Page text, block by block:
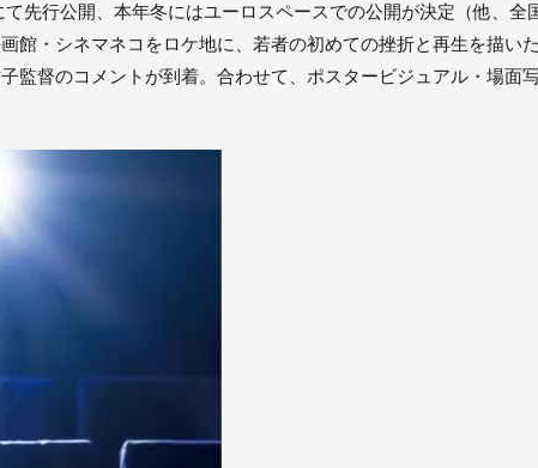
先行公開、本年冬にはユーロスペースでの公開が決定（他、全
・シネマネコをロケ地に、若者の初めての挫折と再生を描いた
督のコメントが到着。合わせて、ポスタービジュアル・場面写